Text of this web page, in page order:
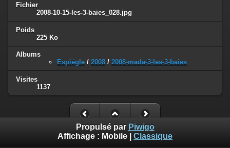
Fichier
2008-10-15-les-3-baies_028.jpg
Poids
225 Ko
Albums
Espiègle / 2008 / 2008-mada-3-les-3-baies
Visites
1137
Propulsé par Piwigo
Affichage : Mobile Classique